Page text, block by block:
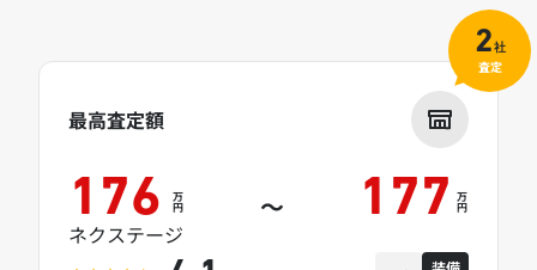
最高査定額
176 万
円 ～ 177 万
円
ネクステージ
2社
査定